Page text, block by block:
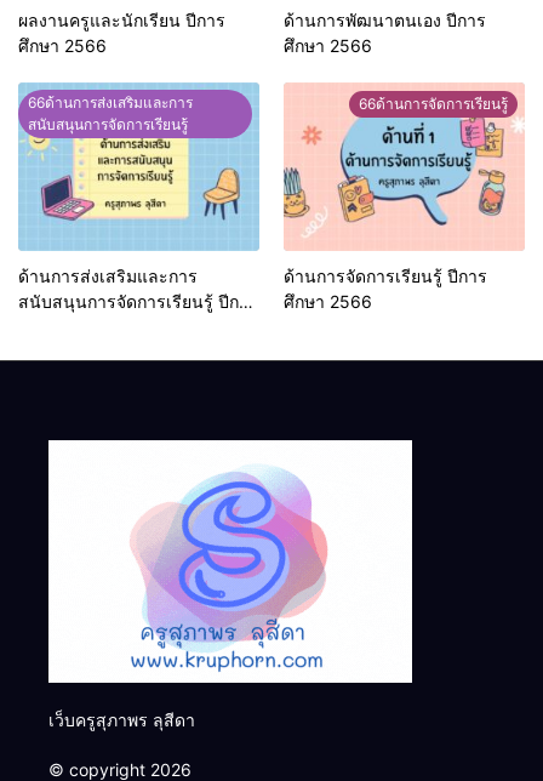
ผลงานครูและนักเรียน ปีการ
ศึกษา 2566
ด้านการพัฒนาตนเอง ปีการ
ศึกษา 2566
66ด้านการส่งเสริมและการ
สนับสนุนการจัดการเรียนรู้
ด้านการส่งเสริมและการ
สนับสนุนการจัดการเรียนรู้ ปีการ
66ด้านการจัดการเรียนรู้
ด้านการจัดการเรียนรู้ ปีการ
ศึกษา 2566
เว็บครูสุภาพร ลุสีดา
© copyright 2026